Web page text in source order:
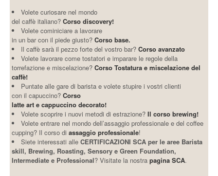
Volete curiosare nel mondo
del caffè italiano? Corso discovery!
Volete cominiciare a lavorare
in un bar con il piede giusto? Corso base.
Il caffè sarà il pezzo forte del vostro bar?Corso avanzato
Volete lavorare come tostatori e imparare le regole della
torrefazione e miscelazione?Corso Tostatura e miscelazione del
caffè!
Puntate alle gare di barista e volete stupire i vostri clienti
con il capuccino?Corso
latte art e cappuccino decorato!
Volete scoprire i nuovi metodi di estrazione?Il corso brewing!
Volete entrare nel mondo dell’assaggio professionale e del coffee
cupping? Il corso diassaggio professionale!
Siete interessati alleCERTIFICAZIONI SCA per le aree Barista
skill, Brewing, Roasting, Sensory e Green Foundation,
Intermediate e Professional? Visitate la nostrapagina SCA.